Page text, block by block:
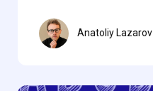
Anatoliy Lazarov